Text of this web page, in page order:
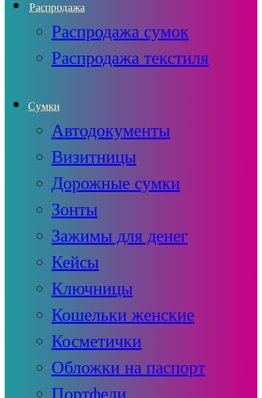
Распродажа
Распродажа сумок
Распродажа текстиля
Сумки
Автодокументы
Визитницы
Дорожные сумки
Зонты
Зажимы для денег
Кейсы
Ключницы
Кошельки женские
Косметички
Обложки на паспорт
Портфели